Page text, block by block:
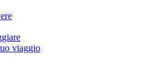
viaggio